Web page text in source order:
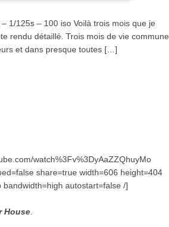
1/125s – 100 iso Voilà trois mois que je
rendu détaillé. Trois mois de vie commune
et dans presque toutes […]
watch%3Fv%3DyAaZZQhuyMo
share=true width=606 height=404
autostart=false /]
House.